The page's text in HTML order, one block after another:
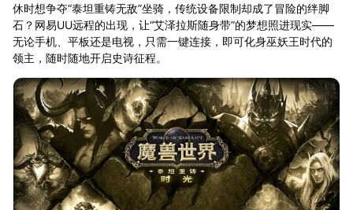
休时想争夺“泰坦重铸无敌”坐骑，传统设备限制却成了冒险的绊脚
石？网易UU远程的出现，让“艾泽拉斯随身带”的梦想照进现实——
无论手机、平板还是电视，只需一键连接，即可化身巫妖王时代的
领主，随时随地开启史诗征程。